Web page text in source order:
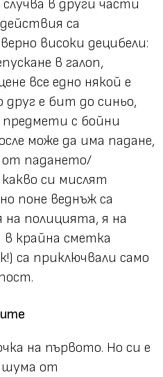
в други части
са
високи децибели:
в галоп,
все едно някой е
друг е бит до синьо,
предмети с бойни
може да има падане,
от падането/
си мислят
поне веднъж са
на полицията, я на
крайна сметка
са приключвали само
на първото. Но си е
шума от